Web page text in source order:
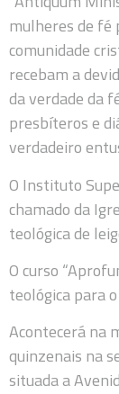
mulheres de fé
comunidade
recebam a
da verdade da
presbíteros e
verdadeiro
O Instituto
chamado da
teológica de
O curso
teológica para
Acontecerá na
quinzenais na
situada a